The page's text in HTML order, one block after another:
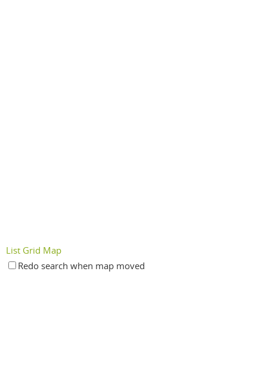
List Grid Map
Redo search when map moved